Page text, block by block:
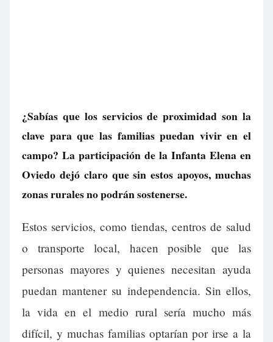
¿Sabías que los servicios de proximidad son la
clave para que las familias puedan vivir en el
campo? La participación de la Infanta Elena en
Oviedo dejó claro que sin estos apoyos, muchas
zonas rurales no podrán sostenerse.
Estos servicios, como tiendas, centros de salud
o transporte local, hacen posible que las
personas mayores y quienes necesitan ayuda
puedan mantener su independencia. Sin ellos,
la vida en el medio rural sería mucho más
difícil, y muchas familias optarían por irse a la